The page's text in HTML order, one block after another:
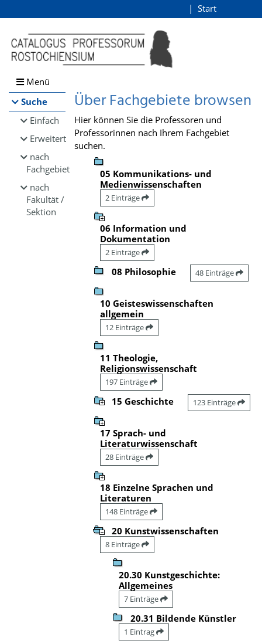
Browsen
direkt zum Inhalt
Start
Menü
Suche
Einfach
Erweitert
nach
Fachgebiet
nach
Fakultät /
Sektion
Über Fachgebiete browsen
Hier können Sie die Professoren und
Professorinnen nach Ihrem Fachgebiet
suchen.
05 Kommunikations- und
Medienwissenschaften
2 Einträge
06 Information und
Dokumentation
2 Einträge
08 Philosophie 48 Einträge
10 Geisteswissenschaften
allgemein
12 Einträge
11 Theologie,
Religionswissenschaft
197 Einträge
15 Geschichte 123 Einträge
17 Sprach- und
Literaturwissenschaft
28 Einträge
18 Einzelne Sprachen und
Literaturen
148 Einträge
20 Kunstwissenschaften
8 Einträge
20.30 Kunstgeschichte:
Allgemeines
7 Einträge
20.31 Bildende Künstler
1 Eintrag